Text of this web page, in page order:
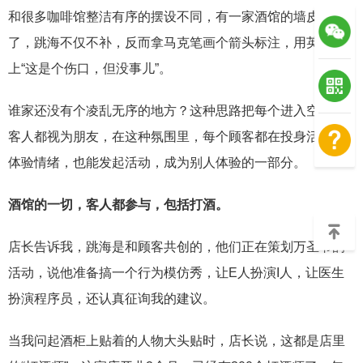
和很多咖啡馆整洁有序的摆设不同，有一家酒馆的墙皮掉
了，跳海不仅不补，反而拿马克笔画个箭头标注，用英文写
上“这是个伤口，但没事儿”。
谁家还没有个凌乱无序的地方？这种思路把每个进入空间的
客人都视为朋友，在这种氛围里，每个顾客都在投身活动、
体验情绪，也能发起活动，成为别人体验的一部分。
酒馆的一切，客人都参与，包括打酒。
店长告诉我，跳海是和顾客共创的，他们正在策划万圣节的
活动，说他准备搞一个行为模仿秀，让E人扮演I人，让医生
扮演程序员，还认真征询我的建议。
当我问起酒柜上贴着的人物大头贴时，店长说，这都是店里